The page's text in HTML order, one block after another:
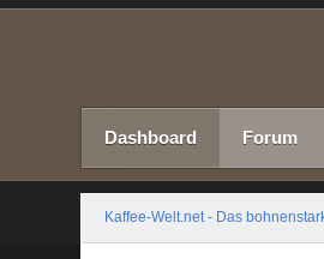
Dashboard Forum
Kaffee-Welt.net - Das